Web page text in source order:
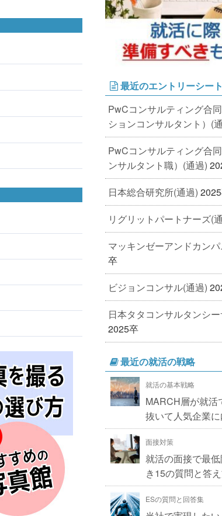
最近のエントリーシート
PwCコンサルティング合
ションコンサルタント）(
PwCコンサルティング合
ンサルタント職）(通過)
日本総合研究所(通過)
リグリットパートナーズ(
マッキンゼーアンドカン
卒
ビジョンコンサル(通過)
日本タタコンサルタンシ
2025卒
最近の就活の戦略
就活の基本戦略
MARCH層が就活
抜いて人気企業
面接対策
就活の面接で最
き15の質問と答
ESの質問と回答集